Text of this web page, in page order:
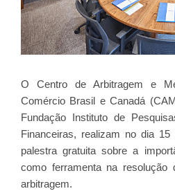
O Centro de Arbitragem e
Comércio Brasil e Canadá
Fundação Instituto de
Financeiras, realizam no dia
palestra gratuita sobre a
como ferramenta na resolução
arbitragem.